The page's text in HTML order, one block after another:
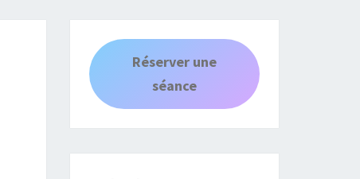
Réserver une
séance